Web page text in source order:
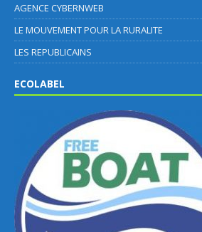
AGENCE CYBERNWEB
LE MOUVEMENT POUR LA RURALITE
LES REPUBLICAINS
ECOLABEL